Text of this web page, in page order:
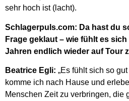
sehr hoch ist (lacht).
Schlagerpuls.com: Da hast du
Frage geklaut – wie fühlt es
Jahren endlich wieder auf Tour
Beatrice Egli: „Es fühlt sich so
komme ich nach Hause und
Menschen Zeit zu verbringen, die